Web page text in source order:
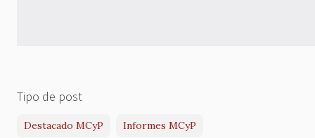
Tipo de post
Destacado MCyP Informes MCyP